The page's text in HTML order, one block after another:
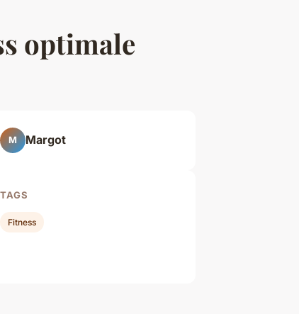
optimale
M Margot
TAGS
Fitness